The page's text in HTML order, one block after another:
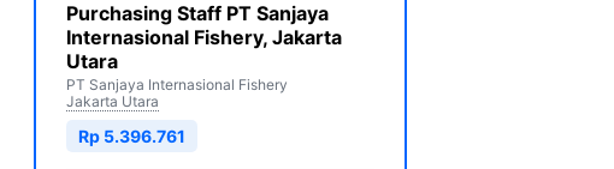
Purchasing Staff PT Sanjaya
Internasional Fishery, Jakarta
Utara
PT Sanjaya Internasional Fishery
Jakarta Utara
Rp 5.396.761